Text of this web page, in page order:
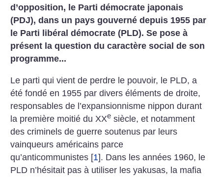
d’opposition, le Parti démocrate japonais
(PDJ), dans un pays gouverné depuis 1955 par
le Parti libéral démocrate (PLD).Se pose à
présent la question du caractère social de son
programme...
Le parti qui vient de perdre le pouvoir, le PLD, a
été fondé en 1955 par divers éléments de droite,
responsables de l’expansionnisme nippon durant
la première moitié du XXe siècle, et notamment
des criminels de guerre soutenus par leurs
vainqueurs américains parce
qu’anticommunistes [1]. Dans les années 1960, le
PLD n’hésitait pas à utiliser les yakusas, la mafia